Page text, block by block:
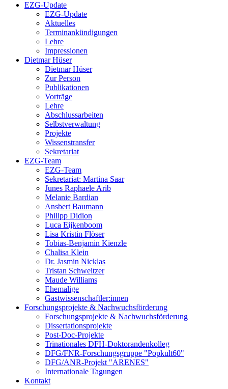
EZG-Update
EZG-Update
Aktuelles
Terminankündigungen
Lehre
Impressionen
Dietmar Hüser
Dietmar Hüser
Zur Person
Publikationen
Vorträge
Lehre
Abschlussarbeiten
Selbstverwaltung
Projekte
Wissenstransfer
Sekretariat
EZG-Team
EZG-Team
Sekretariat: Martina Saar
Junes Raphaele Arib
Melanie Bardian
Ansbert Baumann
Philipp Didion
Luca Eijkenboom
Lisa Kristin Flöser
Tobias-Benjamin Kienzle
Chalisa Klein
Dr. Jasmin Nicklas
Tristan Schweitzer
Maude Williams
Ehemalige
Gastwissenschaftler:innen
Forschungsprojekte & Nachwuchsförderung
Forschungsprojekte & Nachwuchsförderung
Dissertationsprojekte
Post-Doc-Projekte
Trinationales DFH-Doktorandenkolleg
DFG/FNR-Forschungsgruppe "Popkult60"
DFG/ANR-Projekt "ARENES"
Internationale Tagungen
Kontakt